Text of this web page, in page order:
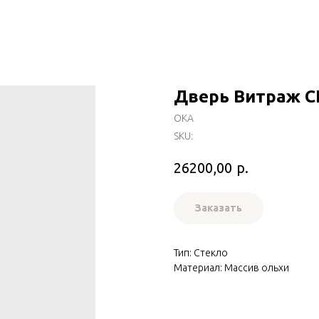
Дверь Витраж
ОКА
SKU:
26200,00 р.
Заказать
Тип: Стекло
Материал: Массив ольхи